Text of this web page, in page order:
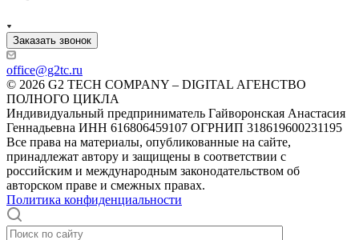
Заказать звонок
office@g2tc.ru
© 2026 G2 TECH COMPANY – DIGITAL АГЕНСТВО
ПОЛНОГО ЦИКЛА
Индивидуальный предприниматель Гайворонская Анастасия
Геннадьевна ИНН 616806459107 ОГРНИП 318619600231195
Все права на материалы, опубликованные на сайте,
принадлежат автору и защищены в соответствии с
российским и международным законодательством об
авторском праве и смежных правах.
Политика конфиденциальности